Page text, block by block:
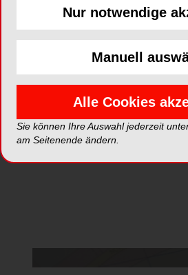
*Die Beiträge in dieser Rubrik stammen
nicht zustimmten, kann
Nur notwendige
Manuell
Alle Cookies
Sie können Ihre Auswahl jederzeit
am Seitenende ändern.